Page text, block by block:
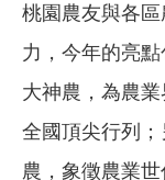
桃園農友與各
力，今年的亮
大神農，為農
全國頂尖行列
農，象徵農業